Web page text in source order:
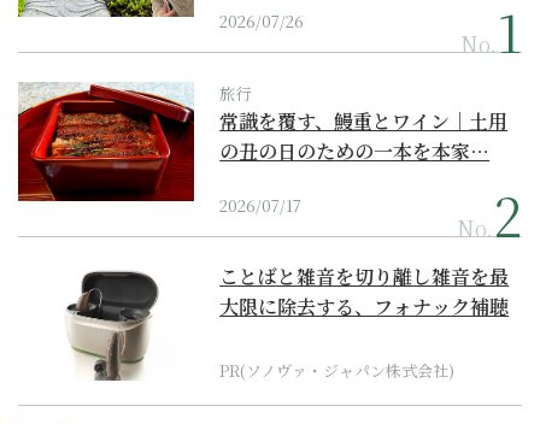
2026/07/26
No.
旅行
常識を覆す、鰻重とワイン｜土用
の丑の日のための一本を本家…
2026/07/17
No.
ことばと雑音を切り離し雑音を最
大限に除去する、フォナック補聴
PR(ソノヴァ・ジャパン株式会社)